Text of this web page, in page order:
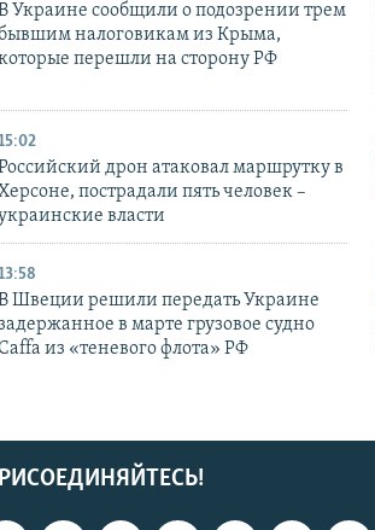
Украине сообщили о подозрении трем
налоговикам из Крыма,
перешли на сторону РФ
дрон атаковал маршрутку в
пострадали пять человек –
власти
Швеции решили передать Украине
в марте грузовое судно
из «теневого флота» РФ